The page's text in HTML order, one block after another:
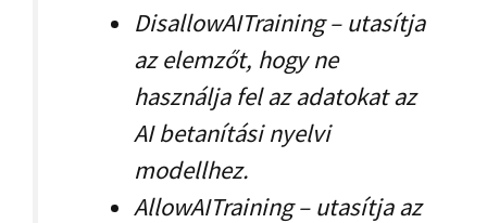
DisallowAITraining – utasítja
az elemzőt, hogy ne
használja fel az adatokat az
AI betanítási nyelvi
modellhez.
AllowAITraining – utasítja az